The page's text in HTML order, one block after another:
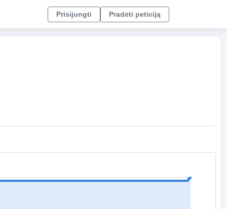
Prisijungti Pradėti peticiją